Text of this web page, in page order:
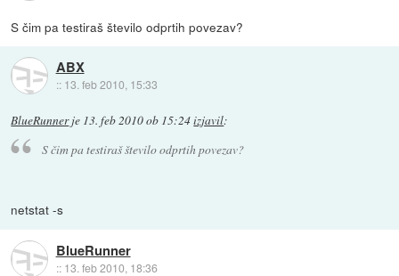
S čim pa testiraš število odprtih povezav?
ABX
:: 13. feb 2010, 15:33
BlueRunnerje 13. feb 2010 ob 15:24izjavil:
S čim pa testiraš število odprtih povezav?
netstat -s
BlueRunner
:: 13. feb 2010, 18:36